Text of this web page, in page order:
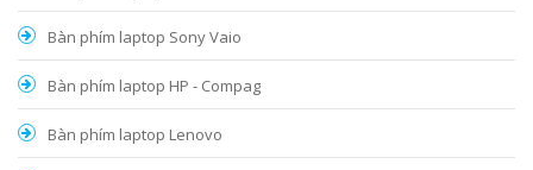
Bàn phím laptop Sony Vaio
Bàn phím laptop HP - Compag
Bàn phím laptop Lenovo